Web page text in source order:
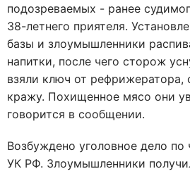
подозреваемых - ранее
38-летнего приятеля.
базы и злоумышленники
напитки, после чего сторож
взяли ключ от рефрижератора,
кражу. Похищенное мясо они
говорится в сообщении.
Возбуждено уголовное дело по
УК РФ. Злоумышленники